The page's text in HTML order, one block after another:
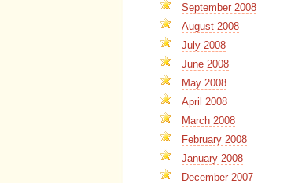
September 2008
August 2008
July 2008
June 2008
May 2008
April 2008
March 2008
February 2008
January 2008
December 2007